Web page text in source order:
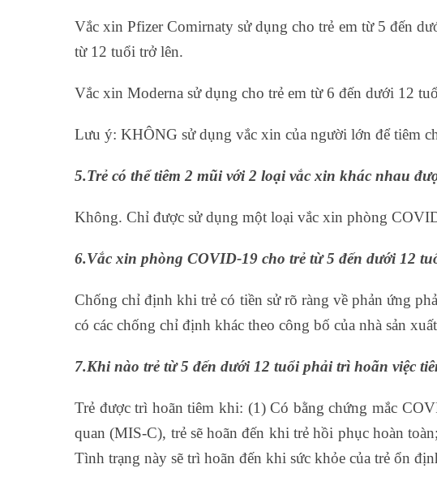
Vắc xin Pfizer Comirnaty sử dụng cho trẻ em từ 5 đến
từ 12 tuổi trở lên.
Vắc xin Moderna sử dụng cho trẻ em từ 6 đến dưới 12
Lưu ý: KHÔNG sử dụng vắc xin của người lớn để tiêm
5.Trẻ có thể tiêm 2 mũi với 2 loại vắc xin khác nhau
Không. Chỉ được sử dụng một loại vắc xin phòng
6.Vắc xin phòng COVID-19 cho trẻ từ 5 đến dưới 12
Chống chỉ định khi trẻ có tiền sử rõ ràng về phản ứng
có các chống chỉ định khác theo công bố của nhà sản
7.Khi nào trẻ từ 5 đến dưới 12 tuổi phải trì hoãn việc
Trẻ được trì hoãn tiêm khi: (1) Có bằng chứng mắc
quan (MIS-C), trẻ sẽ hoãn đến khi trẻ hồi phục hoàn
Tình trạng này sẽ trì hoãn đến khi sức khỏe của trẻ ổn